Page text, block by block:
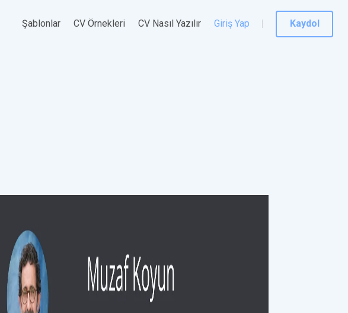
Şablonlar CV Örnekleri CV Nasıl Yazılır Giriş Yap Kaydol